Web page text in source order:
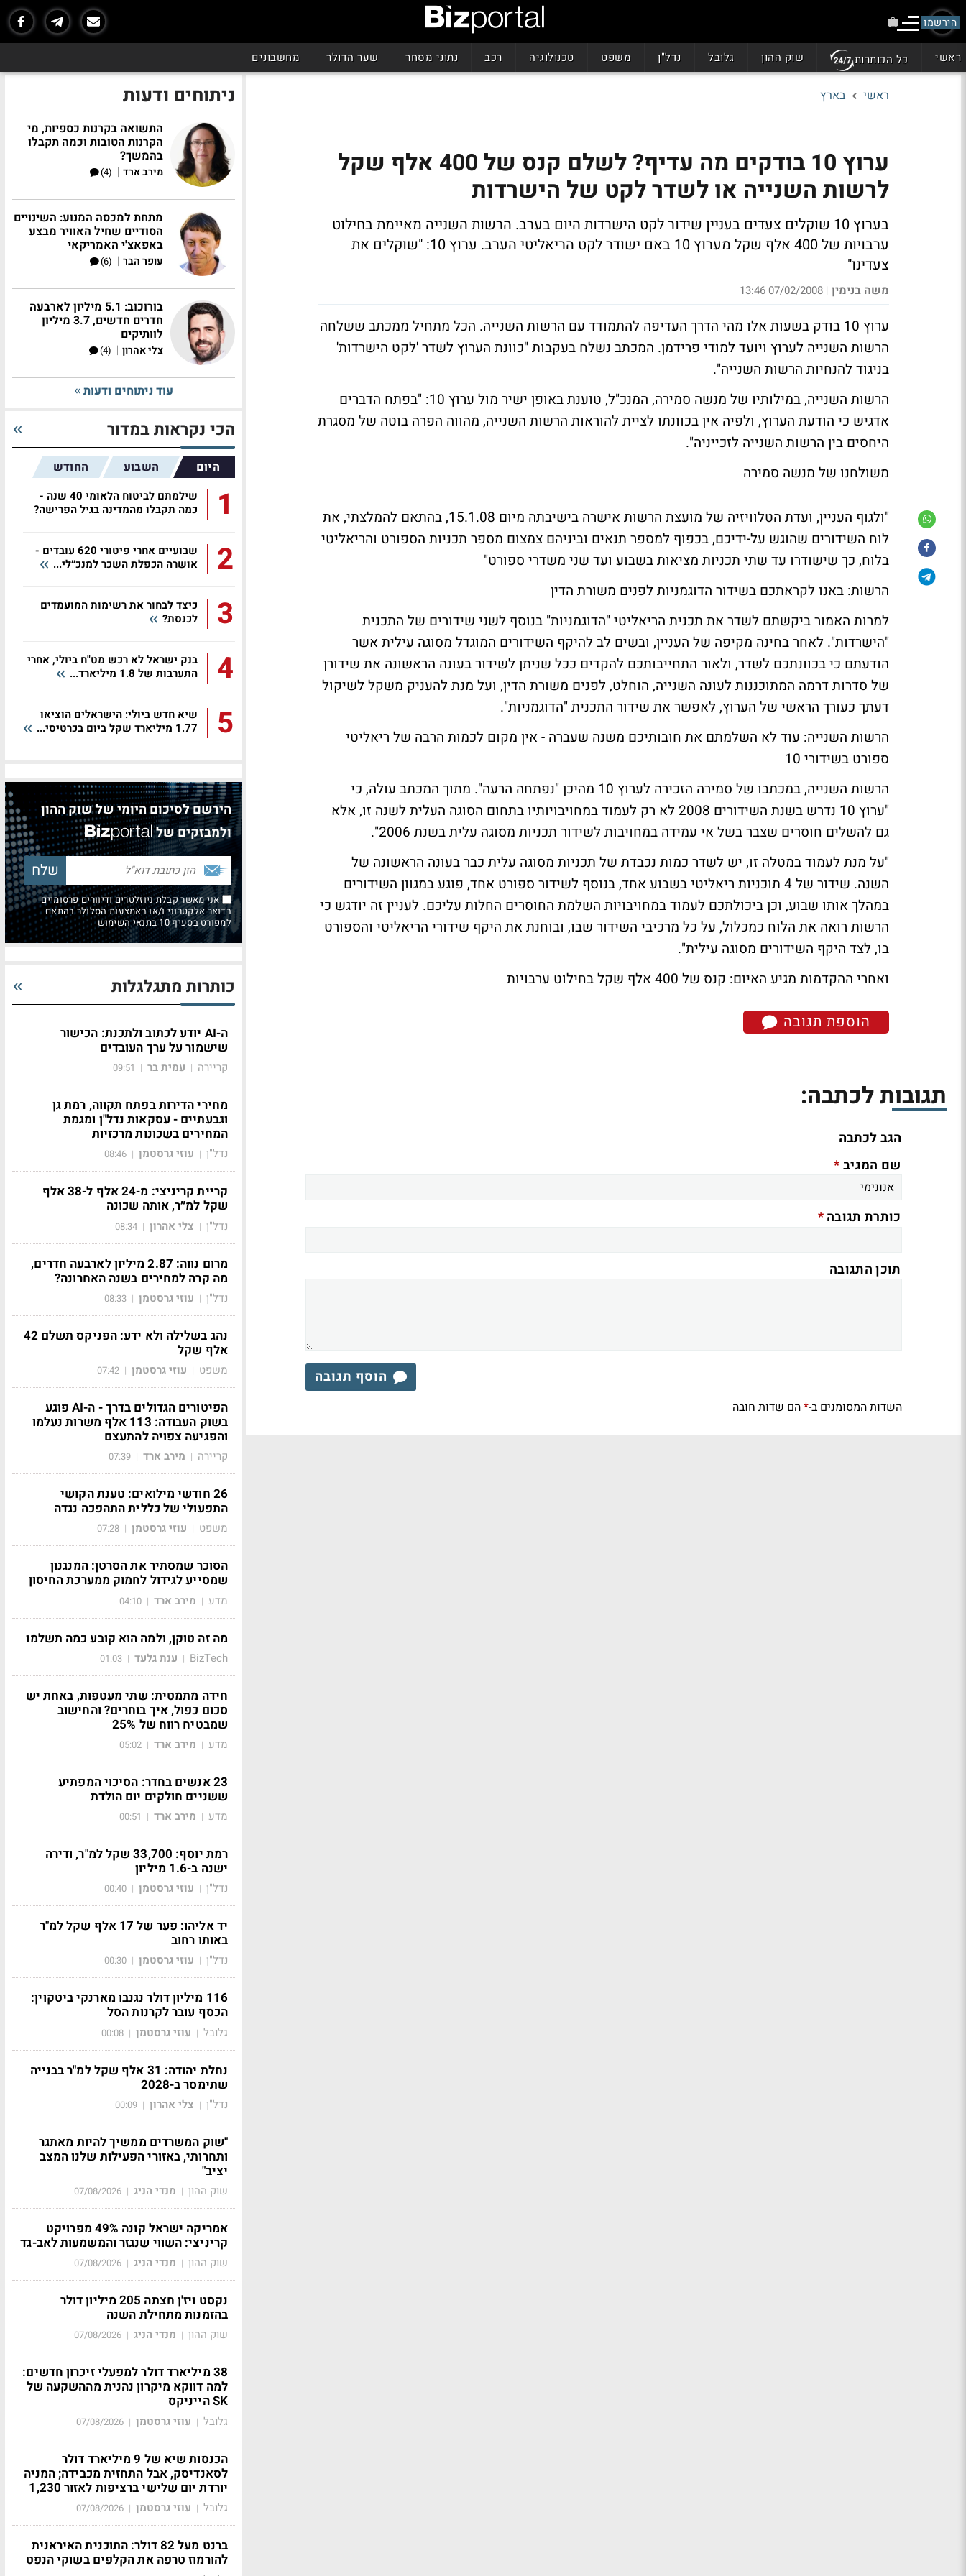
הירשמו
ראשי כל הכותרות שוק ההון גלובל נדל"ן משפט טכנולוגיה רכב נתוני מסחר שער הדולר מחשבונים
ראשי בארץ
ערוץ 10 בודקים מה עדיף? לשלם קנס של 400 אלף שקל
לרשות השנייה או לשדר לקט של הישרדות
בערוץ 10 שוקלים צעדים בעניין שידור לקט הישרדות היום בערב. הרשות השנייה מאיימת בחילוט
ערבויות של 400 אלף שקל מערוץ 10 באם ישודר לקט הריאליטי הערב. ערוץ 10: "שוקלים את
צעדינו"
משה בנימין |
07/02/2008 13:46
ערוץ 10 בודק בשעות אלו מהי הדרך העדיפה להתמודד עם הרשות השנייה. הכל מתחיל ממכתב ששלחה
הרשות השנייה לערוץ ויועד למודי פרידמן. המכתב נשלח בעקבות "כוונת הערוץ לשדר 'לקט הישרדות'
בניגוד להנחיות הרשות השנייה".
הרשות השנייה, במילותיו של מנשה סמירה, המנכ"ל, טוענת באופן ישיר מול ערוץ 10: "בפתח הדברים
אדגיש כי הודעת הערוץ, ולפיה אין בכוונתו לציית להוראות הרשות השנייה, מהווה הפרה בוטה של מסגרת
היחסים בין הרשות השנייה לזכייניה".
משולחנו של מנשה סמירה
"ולגוף העניין, ועדת הטלוויזיה של מועצת הרשות אישרה בישיבתה מיום 15.1.08, בהתאם להמלצתי, את
לוח השידורים שהוגש על-ידיכם, בכפוף למספר תנאים וביניהם צמצום מספר תכניות הספורט והריאליטי
בלוח, כך שישודרו עד שתי תכניות מציאות בשבוע ועד שני משדרי ספורט"
הרשות: באנו לקראתכם בשידור הדוגמניות לפנים משורת הדין
למרות האמור ביקשתם לשדר את תכנית הריאליטי "הדוגמניות" בנוסף לשני שידורים של התכנית
"הישרדות". לאחר בחינה מקיפה של העניין, ובשים לב להיקף השידורים המוגדל מסוגה עילית אשר
הודעתם כי בכוונתכם לשדר, ולאור התחייבותכם להקדים ככל שניתן לשידור בעונה הראשונה את שידורן
של סדרות דרמה המתוכננות לעונה השנייה, הוחלט, לפנים משורת הדין, ועל מנת להעניק משקל לשיקול
דעתך כעורך הראשי של הערוץ, לאפשר את שידור התכנית "הדוגמניות".
הרשות השנייה: עוד לא השלמתם את חובותיכם משנה שעברה - אין מקום לכמות הרבה של ריאליטי
ספורט בשידורי 10
הרשות השנייה, במכתבו של סמירה הזכירה לערוץ 10 מהיכן "נפתחה הרעה". מתוך המכתב עולה, כי
"ערוץ 10 נדרש בשנת השידורים 2008 לא רק לעמוד במחויבויותיו בתחום הסוגה העלית לשנה זו, אלא
גם להשלים חוסרים שצבר בשל אי עמידה במחויבות לשידור תכניות מסוגה עלית בשנת 2006".
"על מנת לעמוד במטלה זו, יש לשדר כמות נכבדת של תכניות מסוגה עלית כבר בעונה הראשונה של
השנה. שידור של 4 תוכניות ריאליטי בשבוע אחד, בנוסף לשידור ספורט אחד, פוגע במגוון השידורים
במהלך אותו שבוע, וכן ביכולתכם לעמוד במחויבויות השלמת החוסרים החלות עליכם. לעניין זה יודגש כי
הרשות רואה את הלוח כמכלול, על כל מרכיבי השידור שבו, ובוחנת את היקף שידורי הריאליטי והספורט
בו, לצד היקף השידורים מסוגה עילית".
ואחרי ההקדמות מגיע האיום: קנס של 400 אלף שקל בחילוט ערבויות
הוספת תגובה
תגובות לכתבה:
הגב לכתבה
שם המגיב*
כותרת תגובה*
תוכן התגובה
הוסף תגובה
השדות המסומנים ב-*הם שדות חובה
ניתוחים ודעות
התשואה בקרנות כספיות, מי
הקרנות הטובות וכמה תקבלו
בהמשך?
מירב ארד |
(4)
מתחת למכסה המנוע: השינויים
הסודיים שחיל האוויר מבצע
באפאצ'י האמריקאי
עופר הבר |
(6)
בורוכוב: 5.1 מיליון לארבעה
חדרים חדשים, 3.7 מיליון
לוותיקים
צלי אהרון |
(4)
עוד ניתוחים ודעות
הכי נקראות במדור
היום השבוע החודש
1
שילמתם לביטוח הלאומי 40 שנה -
כמה תקבלו מהמדינה בגיל הפרישה?
2
שבועיים אחרי פיטורי 620 עובדים -
אושרה הכפלת השכר למנכ״לי...
3
כיצד לבחור את רשימות המועמדים
לכנסת?
4
בנק ישראל לא רכש מט"ח ביולי, אחרי
התערבות של 1.8 מיליארד...
5
שיא חדש ביולי: הישראלים הוציאו
1.77 מיליארד שקל ביום בכרטיסי...
הירשם לסיכום היומי של שוק ההון
ולמבזקים של
אני מאשר קבלת ניוזלטרים ודיוורים פרסומיים
בדואר אלקטרוני ו/או באמצעות הסלולר בהתאם
למפורט בסעיף 10 בתנאי השימוש
כותרות מתגלגלות
ה-AI יודע לכתוב ולתכנת: הכישור
שישמור על ערך העובדים
קריירה | עמית בר |
09:51
מחירי הדירות בפתח תקווה, רמת גן
וגבעתיים - עסקאות נדל"ן ומגמת
המחירים בשכונות מרכזיות
נדל"ן | עוזי גרסטמן |
08:46
קריית קריניצי: מ-24 אלף ל-38 אלף
שקל למ״ר, אותה שכונה
נדל"ן | צלי אהרון |
08:34
מרום נווה: 2.87 מיליון לארבעה חדרים,
מה קרה למחירים בשנה האחרונה?
נדל"ן | עוזי גרסטמן |
08:33
נהג בשלילה ולא ידע: הפניקס תשלם 42
אלף שקל
משפט | עוזי גרסטמן |
07:42
הפיטורים הגדולים בדרך - ה-AI פוגע
בשוק העבודה: 113 אלף משרות נעלמו
והפגיעה צפויה להתעצם
קריירה | מירב ארד |
07:39
26 חודשי מילואים: טענת הקושי
התפעולי של כללית התהפכה נגדה
משפט | עוזי גרסטמן |
07:28
הסוכר שמסתיר את הסרטן: המנגנון
שמסייע לגידול לחמוק ממערכת החיסון
מדע | מירב ארד |
04:10
מה זה טוקן, ולמה הוא קובע כמה תשלמו
BizTech
| ענת גלעד |
01:03
חידה מתמטית: שתי מעטפות, באחת יש
סכום כפול, איך בוחרים? והחישוב
שמבטיח רווח של 25%
מדע | מירב ארד |
05:02
23 אנשים בחדר: הסיכוי המפתיע
ששניים חולקים יום הולדת
מדע | מירב ארד |
00:51
רמת יוסף: 33,700 שקל למ"ר, ודירה
ישנה ב-1.6 מיליון
נדל"ן | עוזי גרסטמן |
00:40
יד אליהו: פער של 17 אלף שקל למ"ר
באותו רחוב
נדל"ן | עוזי גרסטמן |
00:30
116 מיליון דולר נגנבו מארנקי ביטקוין:
הכסף עובר לקרנות הסל
גלובל | עוזי גרסטמן |
00:08
נחלת יהודה: 31 אלף שקל למ"ר בבנייה
שתימסר ב-2028
נדל"ן | צלי אהרון |
00:09
"שוק המשרדים ממשיך להיות מאתגר
ותחרותי, באזורי הפעילות שלנו המצב
יציב"
שוק ההון | מנדי הניג |
07/08/2026
אמריקה ישראל קונה 49% מפרויקט
קריניצי: השווי שנגזר והמשמעות לאב-גד
שוק ההון | מנדי הניג |
07/08/2026
נקסט ויז'ן חצתה 205 מיליון דולר
בהזמנות מתחילת השנה
שוק ההון | מנדי הניג |
07/08/2026
38 מיליארד דולר למפעלי זיכרון חדשים:
למה דווקא מיקרון נהנית מההשקעה של
SK הייניקס
גלובל | עוזי גרסטמן |
07/08/2026
הכנסות שיא של 9 מיליארד דולר
לסאנדיסק, אבל התחזית מכבידה; המניה
יורדת יום שלישי ברציפות לאזור 1,230
גלובל | עוזי גרסטמן |
07/08/2026
ברנט מעל 82 דולר: התוכנית האיראנית
להורמוז טרפה את הקלפים בשוקי הנפט